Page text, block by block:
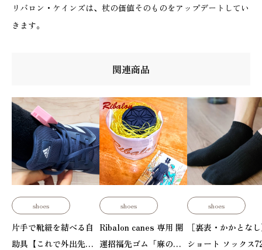
リバロン・ケインズは、杖の価値そのものをアップデートしてい
きます。
関連商品
shoes
片手で靴紐を結べる自
助具【これで外出先で
shoes
Ribalon canes 専用 開
運招福先ゴム「麻の葉
shoes
［裏表・かかとな
ショート ソックス